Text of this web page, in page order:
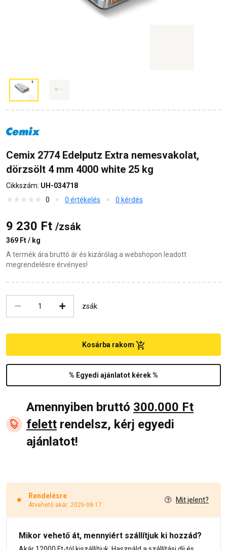
Cemix 2774 Edelputz Extra nemesvakolat,
dörzsölt 4 mm 4000 white 25 kg
Cikkszám: UH-034718
0
0 értékelés 0 kérdés
9 230 Ft /zsák
369 Ft / kg
A termék ára bruttó ár és kizárólag a webshopon leadott
megrendelésre érvényes!
zsák
% Egyedi ajánlatot kérek %
Kosárba rakom
Amennyiben bruttó 300.000 Ft
felett rendelsz, kérj egyedi
ajánlatot!
Rendelésre
Átvehető akár: 2026-08-17
Mit jelent?
Mikor vehető át, mennyiért szállítjuk ki hozzád?